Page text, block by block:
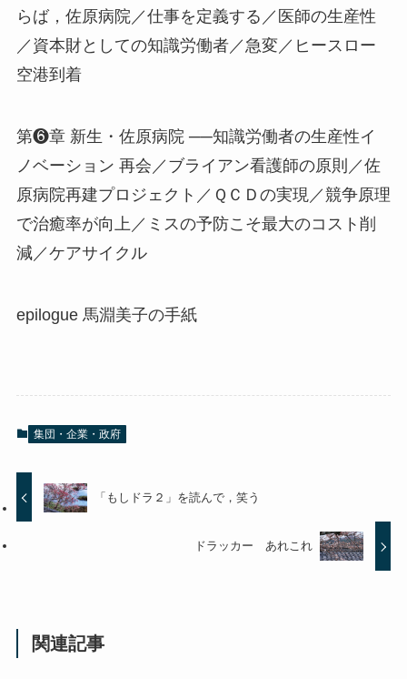
らば，佐原病院／仕事を定義する／医師の生産性
／資本財としての知識労働者／急変／ヒースロー
空港到着
第❻章 新生・佐原病院 ──知識労働者の生産性イ
ノベーション 再会／ブライアン看護師の原則／佐
原病院再建プロジェクト／ＱＣＤの実現／競争原理
で治癒率が向上／ミスの予防こそ最大のコスト削
減／ケアサイクル
epilogue 馬淵美子の手紙
集団・企業・政府
「もしドラ２」を読んで，笑う
ドラッカー あれこれ
関連記事